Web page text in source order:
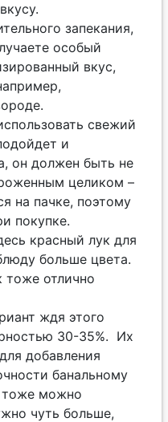
запекания,
особый
вкус,
свежий
и
он должен быть не
целиком –
на пачке, поэтому
покупке.
красный лук для
больше цвета.
тоже отлично
ждя этого
30-35%. Их
добавления
банальному
тоже можно
чуть больше,